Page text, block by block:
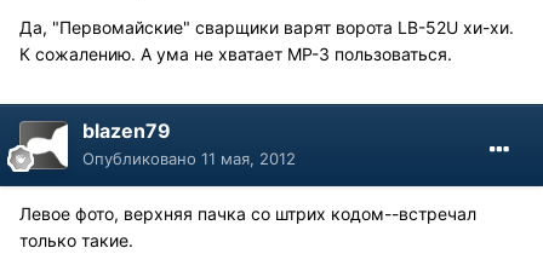
Да, "Первомайские" сварщики варят ворота LB-52U хи-хи.
К сожалению. А ума не хватает МР-3 пользоваться.
blazen79
Опубликовано 11 мая, 2012
Левое фото, верхняя пачка со штрих кодом--встречал
только такие.